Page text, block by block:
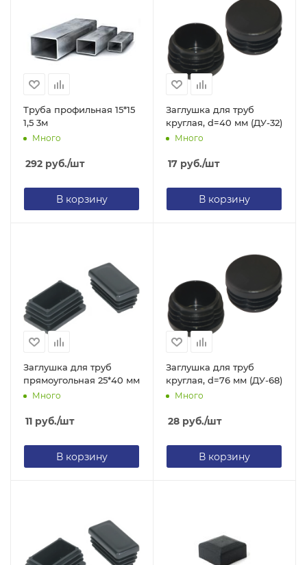
Труба профильная 15*15
1,5 3м
Много
292 руб./шт
В корзину
Заглушка для труб
круглая, d=40 мм (ДУ-32)
Много
17 руб./шт
В корзину
Заглушка для труб
прямоугольная 25*40 мм
Много
11 руб./шт
В корзину
Заглушка для труб
круглая, d=76 мм (ДУ-68)
Много
28 руб./шт
В корзину